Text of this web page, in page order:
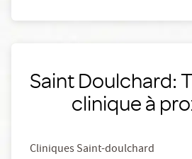
Saint Doulchard:
clinique à
Cliniques Saint-doulchard